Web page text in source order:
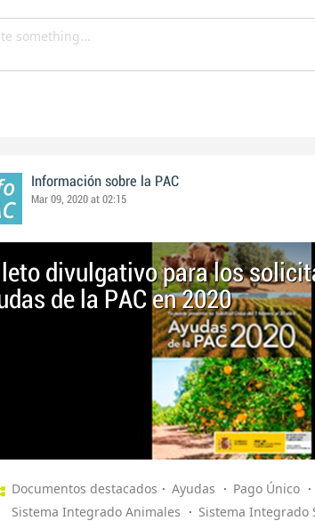
Información sobre la PAC
Mar 09, 2020 at 02:15
divulgativo para los
de la PAC en 2020
Documentos destacados Ayudas
Pago Único
Sistema Integrado Animales
Sistema Integrado